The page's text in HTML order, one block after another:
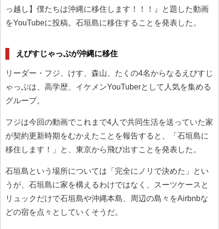
っ越し】僕たちは沖縄に移住します！！！』と題した動画
をYouTubeに投稿。石垣島に移住することを発表した。
えびすじゃっぷが沖縄に移住
リーダー・フジ、けす、森山、たくの4名からなるえびすじ
ゃっぷは、高学歴、イケメンYouTuberとして人気を集める
グループ。
フジは今回の動画でこれまで4人で共同生活を送っていた家
が契約更新時期をむかえたことを報告すると、「石垣島に
移住します！」と、東京から飛び出すことを発表した。
石垣島という場所については「完全にノリで決めた」とい
うが、石垣島に家を構えるわけではなく、スーツケースと
リュックだけで石垣島や沖縄本島、周辺の島々をAirbnbな
どの宿を点々としていくそうだ。